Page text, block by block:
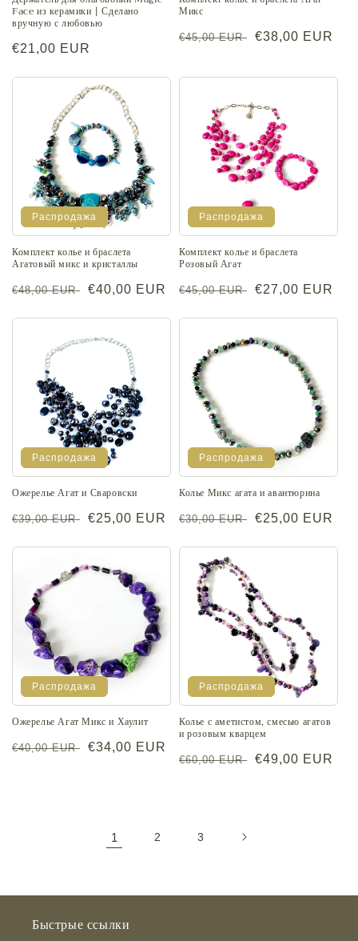
Face из керамики | Сделано
вручную с любовью
Обычная
€21,00 EUR
Микс
Обычная
€45,00 EUR
Цена
скидкой
€38,00 EUR
Распродажа
Комплект колье и браслета
Агатовый микс и кристаллы
Обычная
€48,00 EUR
Цена
€40,00 EUR
Распродажа
Комплект колье и браслета
Розовый Агат
Обычная
€45,00 EUR
Цена
€27,00 EUR
Распродажа
Ожерелье Агат и Сваровски
Обычная
€39,00 EUR
Цена
€25,00 EUR
Распродажа
Колье Микс агата и авантюрина
Обычная
€30,00 EUR
Цена
€25,00 EUR
Распродажа
Ожерелье Агат Микс и Хаулит
Обычная
€40,00 EUR
Цена
€34,00 EUR
Распродажа
Колье с аметистом, смесью агатов
и розовым кварцем
Обычная
€60,00 EUR
Цена
€49,00 EUR
1 2 3
Быстрые ссылки